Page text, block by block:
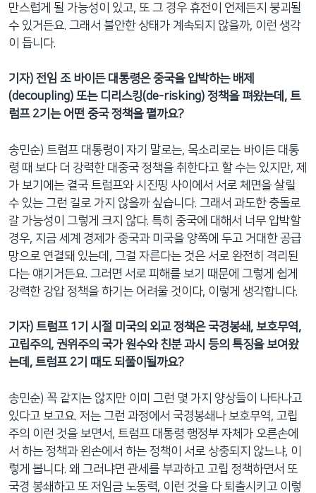
만스럽게 될 가능성이 있고, 또 그 경우 휴전이 언제든지 붕괴될
수 있거든요. 그래서 불안한 상태가 계속되지 않을까, 이런 생각
이 듭니다.
기자) 전임 조 바이든 대통령은 중국을 압박하는 배제
(decoupling) 또는 디리스킹(de-risking) 정책을 펴왔는데, 트
럼프 2기는 어떤 중국 정책을 펼까요?
송민순) 트럼프 대통령이 자기 말로는, 목소리로는 바이든 대통
령 때 보다 더 강력한 대중국 정책을 취한다고 할 수는 있지만, 제
가 보기에는 결국 트럼프와 시진핑 사이에서 서로 체면을 살릴
수 있는 그런 길로 가지 않을까 싶습니다. 그래서 과도한 충돌로
갈 가능성이 그렇게 크지 않다. 특히 중국에 대해서 너무 압박할
경우, 지금 세계 경제가 중국과 미국을 양쪽에 두고 거대한 공급
망으로 연결돼 있는데, 그걸 자른다는 것은 서로 완전히 격리된
다는 얘기거든요. 그러면 서로 피해를 보기 때문에 그렇게 쉽게
강력한 강압 정책을 하기는 어려울 것이다, 이렇게 생각합니다.
기자) 트럼프 1기 시절 미국의 외교 정책은 국경봉쇄, 보호무역,
고립주의, 권위주의 국가 원수와 친분 과시 등의 특징을 보여왔
는데, 트럼프 2기 때도 되풀이될까요?
송민순) 꼭 같지는 않지만 이미 그런 몇 가지 양상들이 나타나고
있다고 보고요. 저는 그런 과정에서 국경봉쇄나 보호무역, 고립
주의 이런 것을 보면서, 트럼프 대통령 행정부 자체가 오른손에
서 하는 정책과 왼손에서 하는 정책이 서로 상충되지 않느냐, 이
렇게 봅니다. 왜 그러냐면 관세를 부과하고 고립 정책하면서 또
국경 봉쇄하고 또 저임금 노동력, 이런 것을 다 퇴출시키고 이렇